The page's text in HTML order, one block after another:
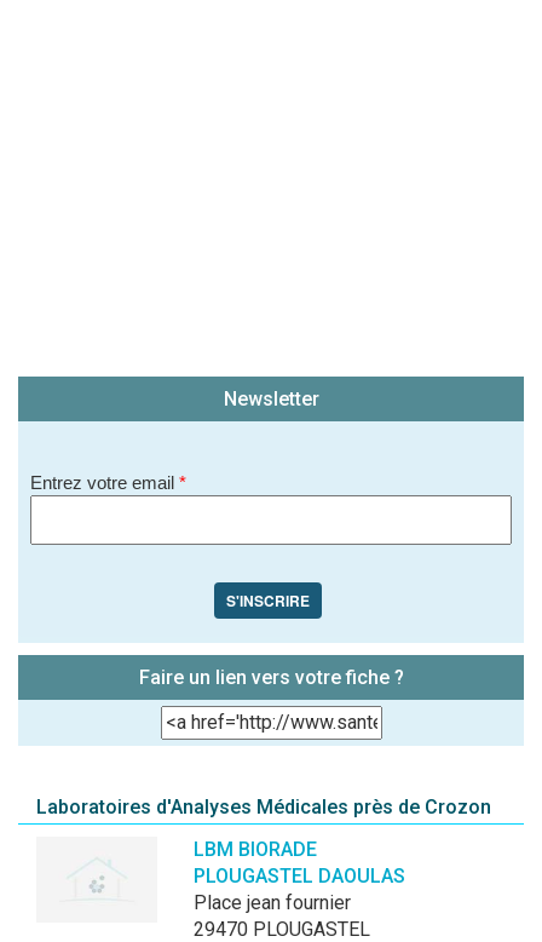
Newsletter
Entrez votre email *
S'INSCRIRE
Faire un lien vers votre fiche ?
Laboratoires d'Analyses Médicales près de Crozon
LBM BIORADE
PLOUGASTEL DAOULAS
place jean fournier
29470 PLOUGASTEL